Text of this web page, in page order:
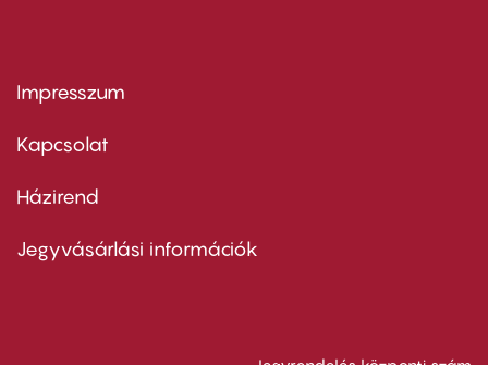
Footer
first
Impresszum
Kapcsolat
Footer
second
Házirend
Jegyvásárlási információk